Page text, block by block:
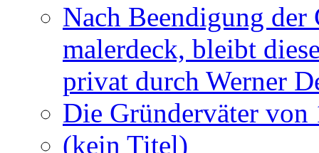
Nach Beendigung
malerdeck, bleibt
privat durch Werner
Die Gründerväter
(kein Titel)